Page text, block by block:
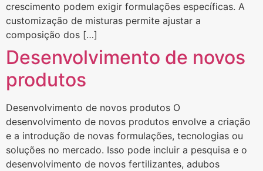
crescimento podem exigir formulações específicas. A
customização de misturas permite ajustar a
composição dos […]
Desenvolvimento de novos
produtos
Desenvolvimento de novos produtos O
desenvolvimento de novos produtos envolve a criação
e a introdução de novas formulações, tecnologias ou
soluções no mercado. Isso pode incluir a pesquisa e o
desenvolvimento de novos fertilizantes, adubos